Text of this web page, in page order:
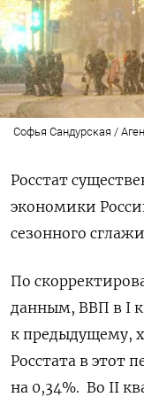
Софья Сандурская /
Росстат
экономики
сезонного
По
данным, ВВП в I
к предыдущему,
Росстата в этот
на 0,34%. Во II